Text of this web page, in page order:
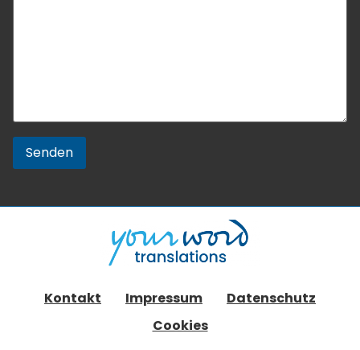
Kontakt Impressum
Datenschutz
Cookies